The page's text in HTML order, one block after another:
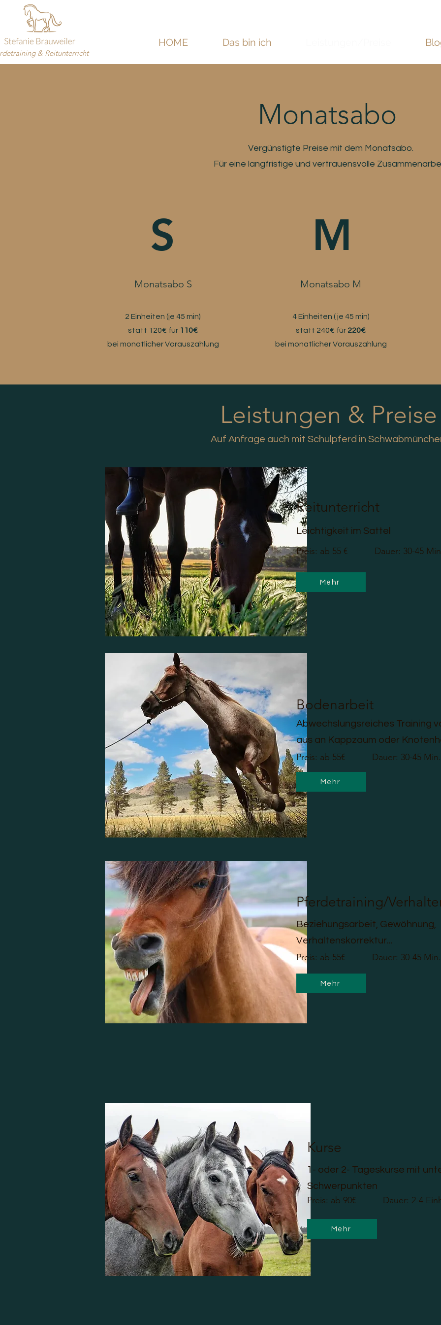
& Reitunterricht
HOME Das bin ich
Monatsabo
Vergünstigte Preise mit dem Monatsabo.
Für eine langfristige und vertrauensvolle
S
Monatsabo S
2 Einheiten (je 45 min)
statt 120€ für 110€
bei monatlicher Vorauszahlung
M
Monatsabo M
4 Einheiten ( je 45 min)
statt 240€ für 220€
bei monatlicher Vorauszahlung
Leistungen & Preise
Auf Anfrage auch mit Schulpferd in
Reitunterricht
Leichtigkeit im Sattel
Preis: ab 55 € Dauer: 30-45
Mehr
Bodenarbeit
Abwechslungsreiches Training
aus an Kappzaum oder
Preis: ab 55€ Dauer: 30-45 Min.
Mehr
Pferdetraining/
Beziehungsarbeit, Gewöhnung,
Verhaltenskorrektur...
Preis: ab 55€ Dauer: 30-45 Min.
Mehr
Kurse
1- oder 2- Tageskurse mit
Schwerpunkten
Preis: ab 90€ Dauer: 2-4
Mehr